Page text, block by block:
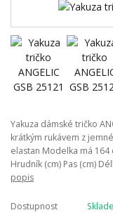
Yakuza dámské tričko
krátkým rukávem z
elastan Modelka má
Hrudník (cm) Pas (cm)
popis
Dostupnost